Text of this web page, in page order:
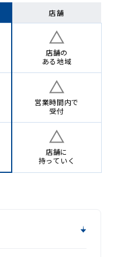
店舗
店舗の
ある地域
営業時間内で
受付
店舗に
持っていく